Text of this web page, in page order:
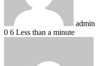
admin
0 6 Less than a minute